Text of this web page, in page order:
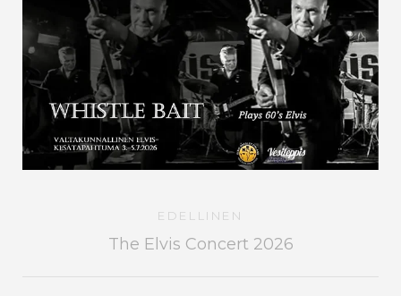
EDELLINEN
The Elvis Concert 2026